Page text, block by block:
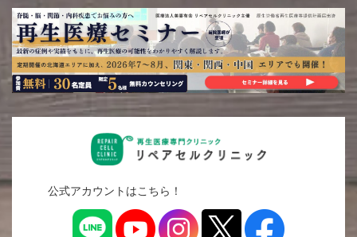
公式アカウントはこちら！